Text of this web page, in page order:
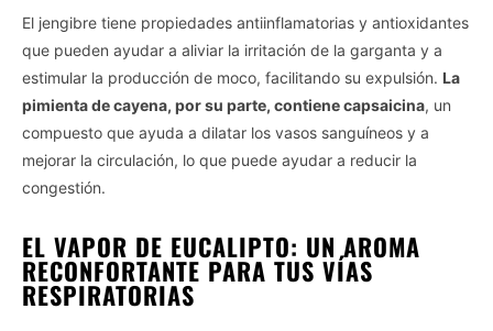
El jengibre tiene propiedades antiinflamatorias y antioxidantes
que pueden ayudar a aliviar la irritación de la garganta y a
estimular la producción de moco, facilitando su expulsión. La
pimienta de cayena, por su parte, contiene capsaicina, un
compuesto que ayuda a dilatar los vasos sanguíneos y a
mejorar la circulación, lo que puede ayudar a reducir la
congestión.
EL VAPOR DE EUCALIPTO: UN AROMA
RECONFORTANTE PARA TUS VÍAS
RESPIRATORIAS